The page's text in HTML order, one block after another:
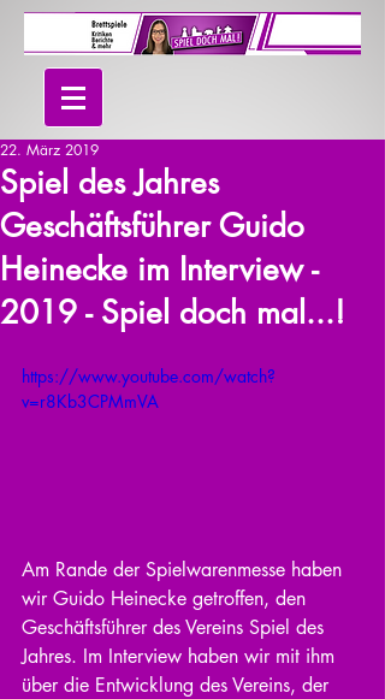
Spiel des Jahres
Geschäftsführer Guido
Heinecke im Interview -
2019 - Spiel doch mal...!
22. März 2019
https://www.youtube.com/watch?
v=r8Kb3CPMmVA
Am Rande der Spielwarenmesse haben
wir Guido Heinecke getroffen, den
Geschäftsführer des Vereins Spiel des
Jahres. Im Interview haben wir mit ihm
über die Entwicklung des Vereins, der